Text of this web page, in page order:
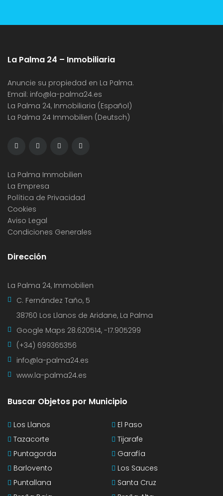
La Palma 24 – Inmobiliaria
Anuncie su propiedad en La Palma.
Email: info@la-palma24.es
La Palma 24, Inmobiliaria (Español)
La Palma 24 Immobilien (Deutsch)
La Palma Immobilien
La Empresa
Política de Privacidad
Cookies
Aviso Legal
Condiciones Generales
Dirección
La Palma 24, Immobilien
C. Fernández Taño, 5
38760 Los Llanos de Aridane, La Palma
Google Maps 28.620514, -17.905299
(+34) 699365356
info@la-palma24.es
www.la-palma24.es
Buscar Objetos por Municipio
Los Llanos
El Paso
Tazacorte
Tijarafe
Puntagorda
Garafía
Barlovento
Los Sauces
Puntallana
Santa Cruz